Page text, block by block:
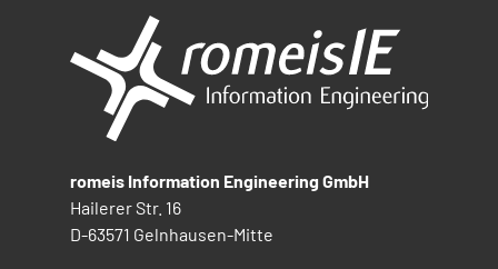
romeis Information Engineering GmbH
Hailerer Str. 16
D-63571 Gelnhausen-Mitte